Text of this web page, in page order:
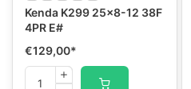
Kenda K299 25x8-12 38F
4PR E#
€129,00*